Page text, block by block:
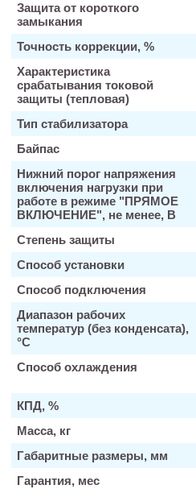
Защита от короткого
замыкания
Точность коррекции, %
Характеристика
срабатывания токовой
защиты (тепловая)
Тип стабилизатора
Байпас
Нижний порог напряжения
включения нагрузки при
работе в режиме "ПРЯМОЕ
ВКЛЮЧЕНИЕ", не менее, В
Степень защиты
Способ установки
Способ подключения
Диапазон рабочих
температур (без конденсата),
°C
Способ охлаждения
КПД, %
Масса, кг
Габаритные размеры, мм
Гарантия, мес